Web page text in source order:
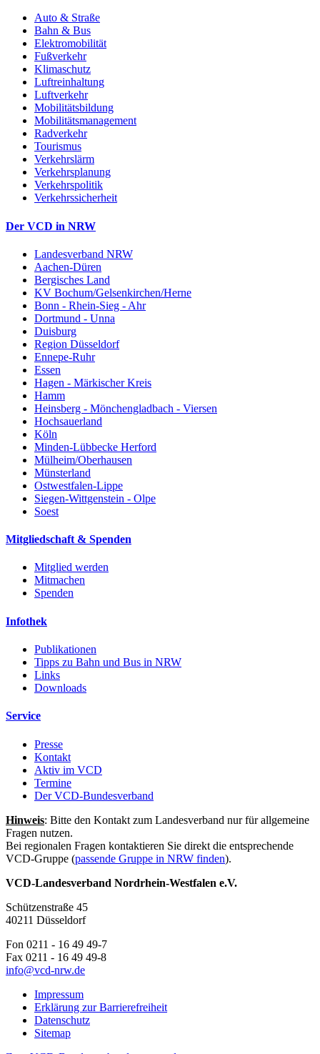
Auto & Straße
Bahn & Bus
Elektromobilität
Fußverkehr
Klimaschutz
Luftreinhaltung
Luftverkehr
Mobilitätsbildung
Mobilitätsmanagement
Radverkehr
Tourismus
Verkehrslärm
Verkehrsplanung
Verkehrspolitik
Verkehrssicherheit
Der VCD in NRW
Landesverband NRW
Aachen-Düren
Bergisches Land
KV Bochum/Gelsenkirchen/Herne
Bonn - Rhein-Sieg - Ahr
Dortmund - Unna
Duisburg
Region Düsseldorf
Ennepe-Ruhr
Essen
Hagen - Märkischer Kreis
Hamm
Heinsberg - Mönchengladbach - Viersen
Hochsauerland
Köln
Minden-Lübbecke Herford
Mülheim/Oberhausen
Münsterland
Ostwestfalen-Lippe
Siegen-Wittgenstein - Olpe
Soest
Mitgliedschaft & Spenden
Mitglied werden
Mitmachen
Spenden
Infothek
Publikationen
Tipps zu Bahn und Bus in NRW
Links
Downloads
Service
Presse
Kontakt
Aktiv im VCD
Termine
Der VCD-Bundesverband
Hinweis: Bitte den Kontakt zum Landesverband nur für allgemeine
Fragen nutzen.
Bei regionalen Fragen kontaktieren Sie direkt die entsprechende
VCD-Gruppe (passende Gruppe in NRW finden).
VCD-Landesverband Nordrhein-Westfalen e.V.
Schützenstraße 45
40211 Düsseldorf
Fon 0211 - 16 49 49-7
Fax 0211 - 16 49 49-8
info@vcd-nrw.de
Impressum
Erklärung zur Barrierefreiheit
Datenschutz
Sitemap